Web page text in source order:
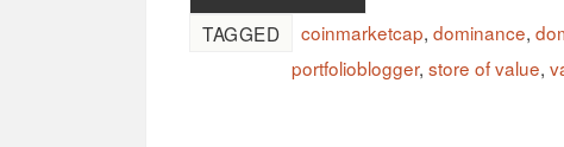
TAGGED coinmarketcap, dominance,
portfolioblogger, store of value,